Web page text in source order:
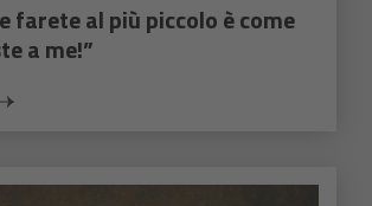
farete al più piccolo è come
a me!”